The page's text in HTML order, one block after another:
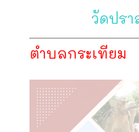
วัดปร
ตำบลกระเทียม